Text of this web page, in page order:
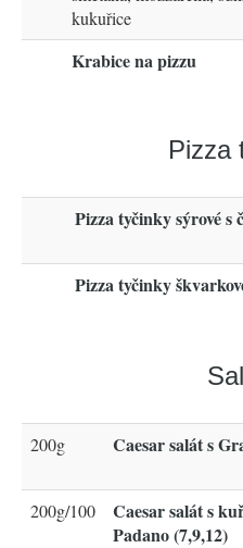
kukuřice
Krabice na pizzu
Pizza
Pizza tyčinky sýrové s
Pizza tyčinky
200g Caesar salát s
200g/100
Caesar salát s
Padano (7,9,12)